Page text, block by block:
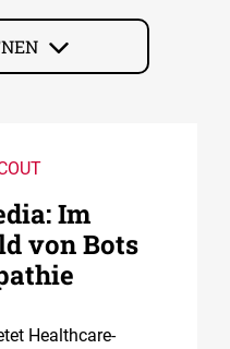
Im
von Bots
Healthcare-